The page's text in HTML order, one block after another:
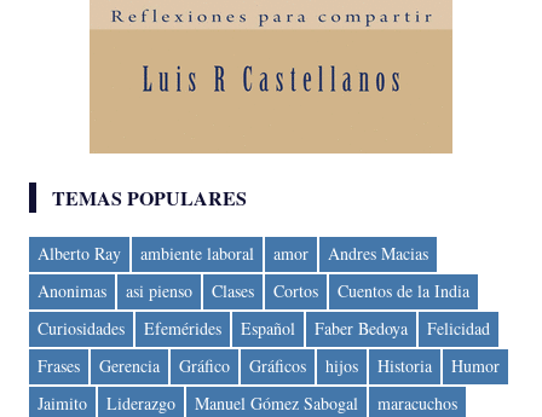
TEMAS POPULARES
Alberto Ray ambiente laboral amor
Andres Macias
Anonimas
asi pienso Clases Cortos
Cuentos de la India
Curiosidades
Efemérides Español Faber Bedoya
Felicidad
Frases
Gerencia Gráfico Gráficos hijos Historia
Humor
Jaimito
Liderazgo Manuel Gómez Sabogal
maracuchos